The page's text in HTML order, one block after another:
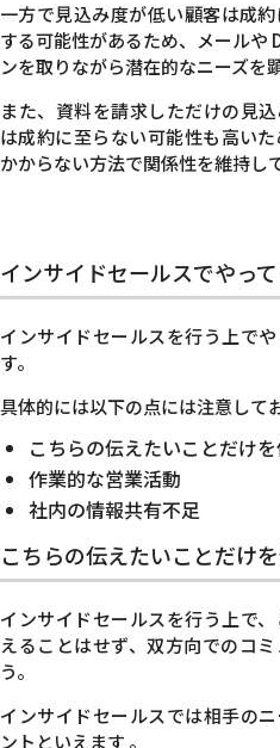
一方で見込み度が低い顧客は成
する可能性があるため、メールや
ンを取りながら潜在的なニーズを
また、資料を請求しただけの見
は成約に至らない可能性も高い
かからない方法で関係性を維持し
インサイドセールスでやっ
インサイドセールスを行う上で
す。
具体的には以下の点には注意して
こちらの伝えたいことだけ
作業的な営業活動
社内の情報共有不足
こちらの伝えたいことだけ
インサイドセールスを行う上で
えることはせず、双方向でのコ
う。
インサイドセールスでは相手の
ントといえます 。